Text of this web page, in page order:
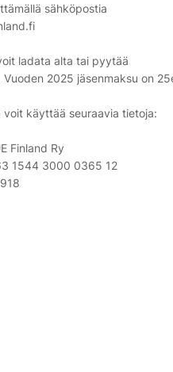
sähköpostia
ladata alta tai pyytää
2025 jäsenmaksu on
voit käyttää seuraavia tietoja:
Finland Ry
1544 3000 0365 12